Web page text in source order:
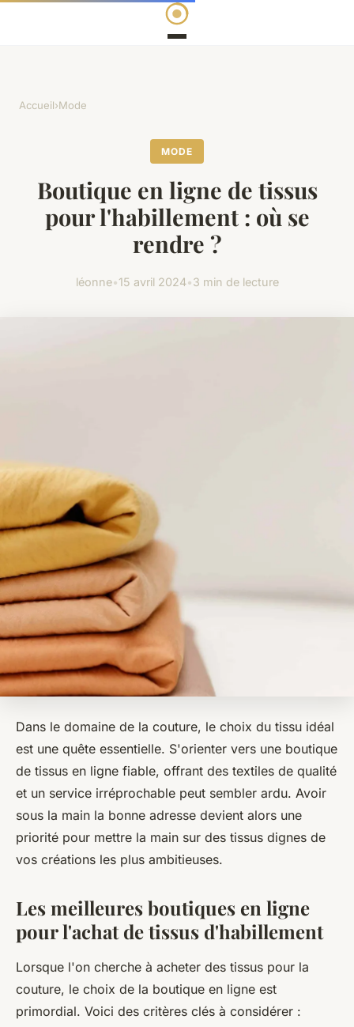
Accueil›Mode
MODE
Boutique en ligne de tissus
pour l'habillement : où se
rendre ?
léonne•15 avril 2024•3 min de lecture
Dans le domaine de la couture, le choix du tissu idéal
est une quête essentielle. S'orienter vers une boutique
de tissus en ligne fiable, offrant des textiles de qualité
et un service irréprochable peut sembler ardu. Avoir
sous la main la bonne adresse devient alors une
priorité pour mettre la main sur des tissus dignes de
vos créations les plus ambitieuses.
Les meilleures boutiques en ligne
pour l'achat de tissus d'habillement
Lorsque l'on cherche à acheter des tissus pour la
couture, le choix de la boutique en ligne est
primordial. Voici des critères clés à considérer :